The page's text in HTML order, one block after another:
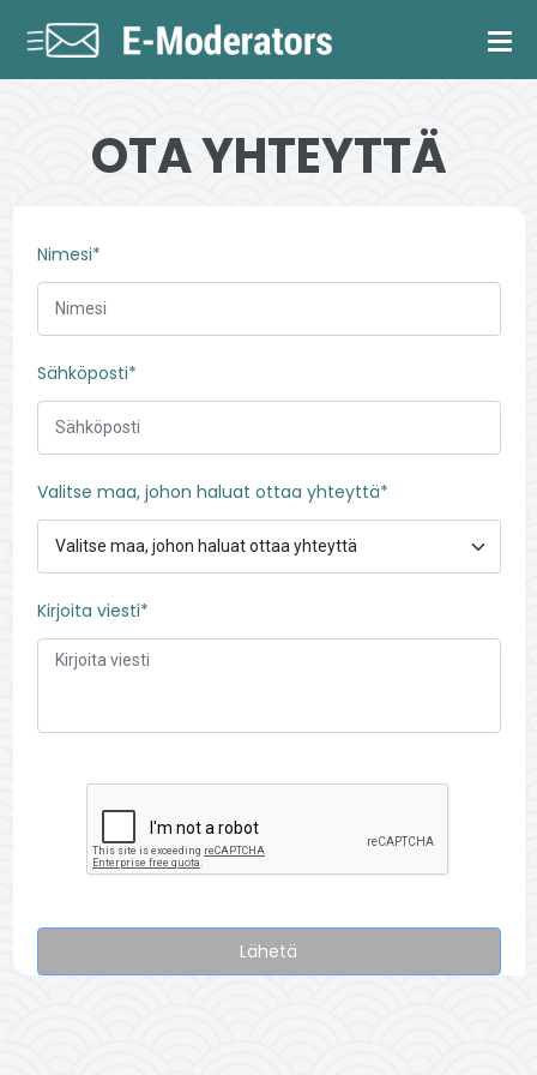
OTA YHTEYTTÄ
Nimesi*
Sähköposti*
Valitse maa, johon haluat ottaa yhteyttä*
Kirjoita viesti*
Lähetä